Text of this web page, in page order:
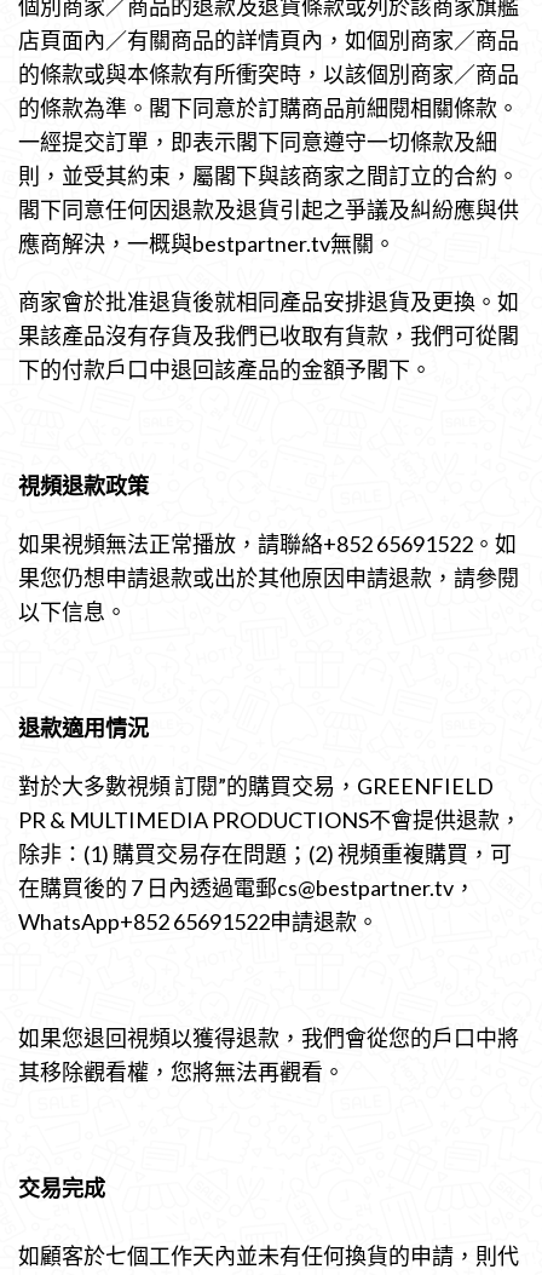
個別商家／商品的退款及退貨條款或列於該商家旗艦
店頁面內／有關商品的詳情頁內，如個別商家／商品
的條款或與本條款有所衝突時，以該個別商家／商品
的條款為準。閣下同意於訂購商品前細閱相關條款。
一經提交訂單，即表示閣下同意遵守一切條款及細
則，並受其約束，屬閣下與該商家之間訂立的合約。
閣下同意任何因退款及退貨引起之爭議及糾紛應與供
應商解決，一概與bestpartner.tv無關。
商家會於批准退貨後就相同產品安排退貨及更換。如
果該產品沒有存貨及我們已收取有貨款，我們可從閣
下的付款戶口中退回該產品的金額予閣下。
視頻退款政策
如果視頻無法正常播放，請聯絡+852 65691522。如
果您仍想申請退款或出於其他原因申請退款，請參閱
以下信息。
退款適用情況
對於大多數視頻 訂閱”的購買交易，GREENFIELD
PR & MULTIMEDIA PRODUCTIONS不會提供退款，
除非：(1) 購買交易存在問題；(2) 視頻重複購買，可
在購買後的 7 日內透過電郵cs@bestpartner.tv ，
WhatsApp+852 65691522申請退款。
如果您退回視頻以獲得退款，我們會從您的戶口中將
其移除觀看權，您將無法再觀看。
交易完成
如顧客於七個工作天內並未有任何換貨的申請，則代